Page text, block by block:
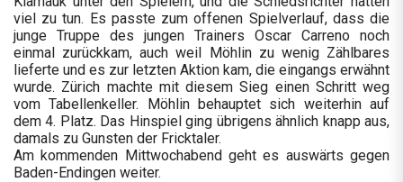
viel zu tun. Es passte zum offenen Spielverlauf, dass die
junge Truppe des jungen Trainers Oscar Carreno noch
einmal zurückkam, auch weil Möhlin zu wenig Zählbares
lieferte und es zur letzten Aktion kam, die eingangs erwähnt
wurde. Zürich machte mit diesem Sieg einen Schritt weg
vom Tabellenkeller. Möhlin behauptet sich weiterhin auf
dem 4. Platz. Das Hinspiel ging übrigens ähnlich knapp aus,
damals zu Gunsten der Fricktaler.
Am kommenden Mittwochabend geht es auswärts gegen
Baden-Endingen weiter.